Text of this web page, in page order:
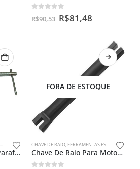
out of 5
R$90,53 R$81,48
Sargento Para Tirar Parafuso Do Filtro Centrífugo Da Moto
FORA DE ESTOQUE
CHAVE DE RAIO, FERRAMENTAS ESPECIAIS
Chave De Raio Para Motos 13 X 13mm